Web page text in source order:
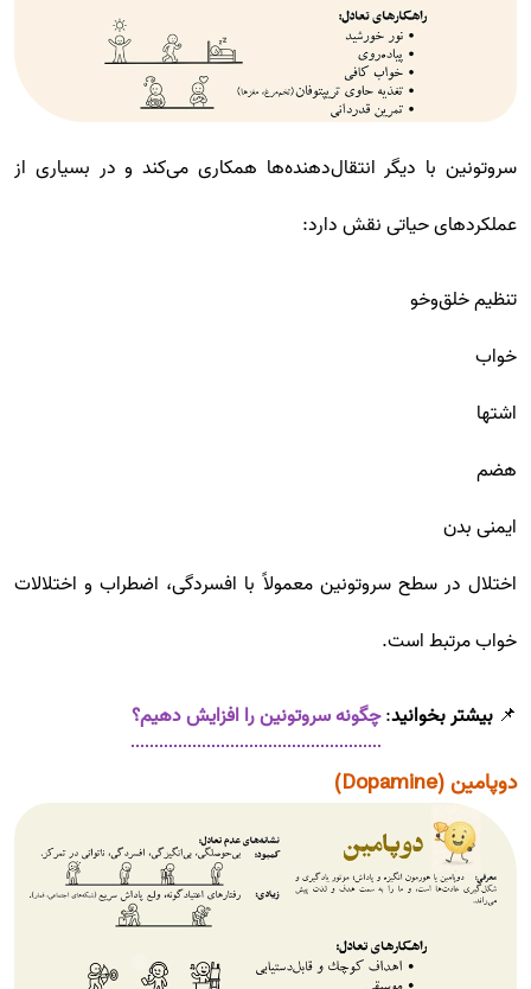
سروتونین با دیگر انتقال‌دهنده‌ها همکاری می‌کند و در بسیاری از
عملکردهای حیاتی نقش دارد:
تنظیم خلق‌وخو
خواب
اشتها
هضم
ایمنی بدن
اختلال در سطح سروتونین معمولاً با افسردگی، اضطراب و اختلالات
خواب مرتبط است.
📌 بیشتر بخوانید:چگونه سروتونین را افزایش دهیم؟
دوپامین (Dopamine)